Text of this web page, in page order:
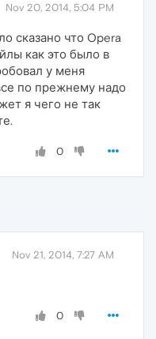
Nov 20, 2014, 5:04 PM
сказано что Opera
как это было в
у меня
по прежнему надо
я чего не так
0
Nov 21, 2014, 7:27 AM
0